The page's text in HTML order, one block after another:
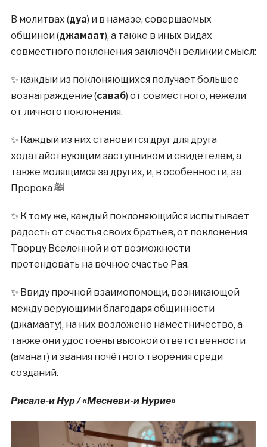
В молитвах (дуа) и в намазе, совершаемых
общиной (джамаат), а также в иных видах
совместного поклонения заключён великий смысл:
✨ каждый из поклоняющихся получает большее
вознаграждение (саваб) от совместного, нежели
от личного поклонения.
✨ Каждый из них становится друг для друга
ходатайствующим заступником и свидетелем, а
также молящимся за других, и, в особенности, за
Пророка ﷺ
✨ К тому же, каждый поклоняющийся испытывает
радость от счастья своих братьев, от поклонения
Творцу Вселенной и от возможности
претендовать на вечное счастье Рая.
✨ Ввиду прочной взаимопомощи, возникающей
между верующими благодаря общинности
(джамаату), на них возложено наместничество, а
также они удостоены высокой ответственности
(аманат) и звания почётного творения среди
созданий.
Рисале-и Нур / «Месневи-и Нурие»